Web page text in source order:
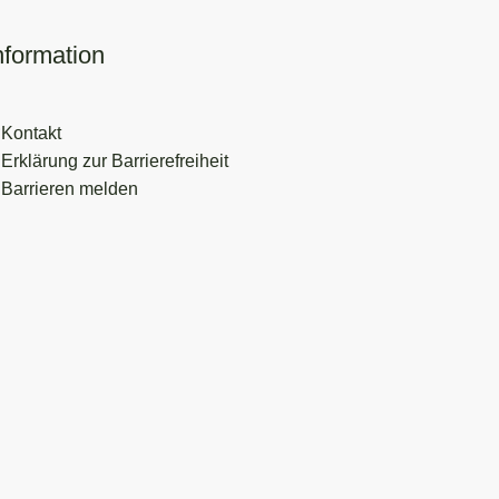
Kontakt
Erklärung zur Barrierefreiheit
Barrieren melden